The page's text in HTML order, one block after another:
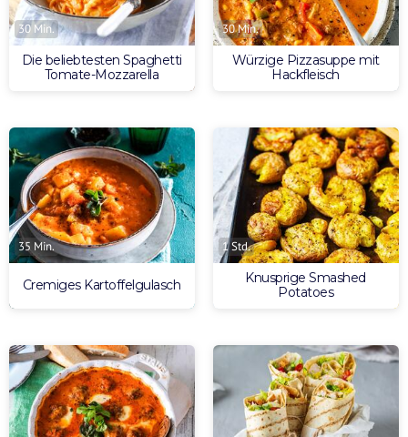
30 Min.
Die beliebtesten Spaghetti
Tomate-Mozzarella
30 Min.
Würzige Pizzasuppe mit
Hackfleisch
35 Min.
Cremiges Kartoffelgulasch
1 Std.
Knusprige Smashed
Potatoes